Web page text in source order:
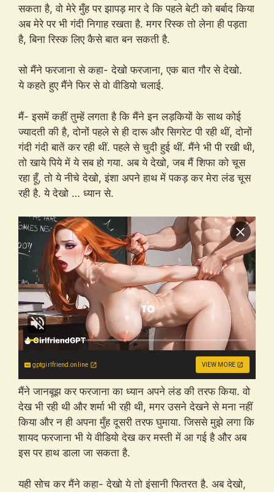
सकता है, वो मेरे मुँह पर झापड़ मार दे कि पहले बेटी को बर्बाद किया
अब मेरे पर भी गंदी निगाह रखता है. मगर रिस्क तो लेना ही पड़ता
है, बिना रिस्क लिए कैसे बात बन सकती है.
सो मैंने फरजाना से कहा- देखो फरजाना, एक बात गौर से देखो.
ये कहते हुए मैंने फिर से वो वीडियो चलाई.
मैं- इसमें कहीं तुम्हें लगता है कि मैंने इन लड़कियों के साथ कोई
ज्यादती की है, दोनों पहले से ही दारू और सिगरेट पी रही थीं, दोनों
गंदी गंदी बातें कर रही थीं. पहले से चुदी हुई थीं. मैंने भी पी रखी थी,
तो खाये पिये में ये सब हो गया. अब ये देखो, जब मैं शिफा को चूस
रहा हूँ, तो ये नीचे देखो, इंशा अपने हाथ में पकड़ कर मेरा लंड चूस
रही है. ये देखो … ध्यान से.
gptgirlfriend.online VIEW MORE
मैंने जानबूझ कर फरजाना का ध्यान अपने लंड की तरफ किया. वो
देख भी रही थी और शर्मा भी रही थी, मगर उसने देखने से मना नहीं
किया और न ही अपना मुँह दूसरी तरफ घुमाया. जिससे मुझे लगा कि
शायद फरजाना भी ये वीडियो देख कर मस्ती में आ गई है और अब
इस पर हाथ डाला जा सकता है.
यही सोच कर मैंने कहा- देखो ये तो इंसानी फितरत है. अब देखो,